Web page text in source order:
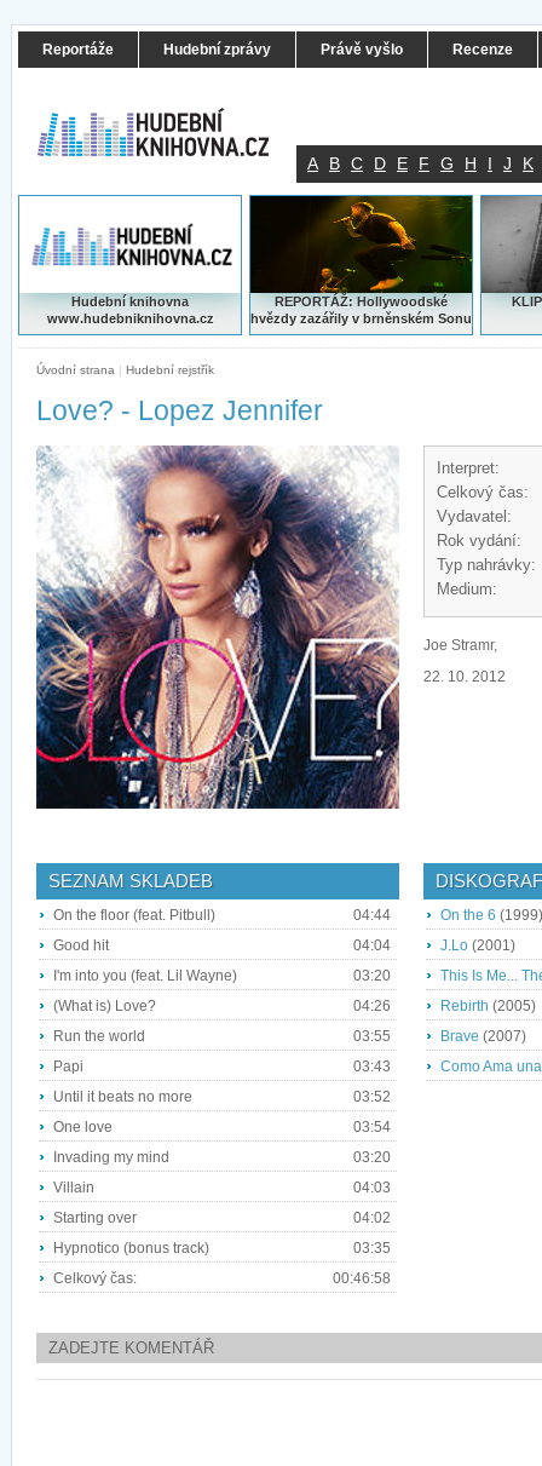
Reportáže Hudební zprávy Právě vyšlo Recenze
A B C D E F G H I J K
Hudební knihovna
www.hudebniknihovna.cz
REPORTÁŽ: Hollywoodské
hvězdy zazářily v brněnském Sonu
Úvodní strana | Hudební rejstřík
Love? - Lopez Jennifer
Interpret:
Celkový čas:
Vydavatel:
Rok vydání:
Typ nahrávky:
Medium:
Joe Stramr,
22. 10. 2012
SEZNAM SKLADEB
On the floor (feat. Pitbull)
04:44
Good hit
04:04
I'm into you (feat. Lil Wayne)
03:20
(What is) Love?
04:26
Run the world
03:55
Papi
03:43
Until it beats no more
03:52
One love
03:54
Invading my mind
03:20
Villain
04:03
Starting over
04:02
Hypnotico (bonus track)
03:35
Celkový čas:
00:46:58
On the 6 (1999)
J.Lo (2001)
This Is Me...
Rebirth (2005)
Brave (2007)
Como Ama
ZADEJTE KOMENTÁŘ